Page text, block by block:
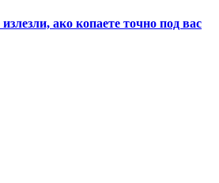
ако копаете точно под вас